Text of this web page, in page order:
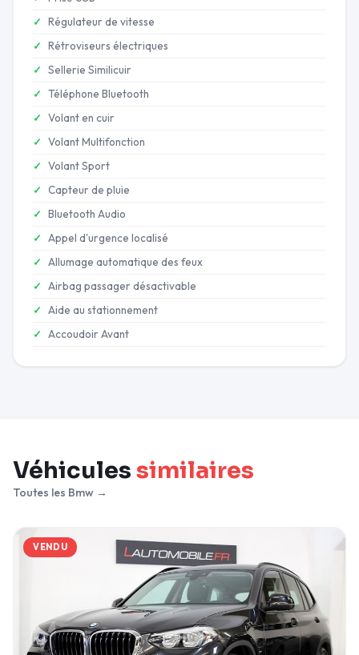
Régulateur de vitesse
Rétroviseurs électriques
Sellerie Similicuir
Téléphone Bluetooth
Volant en cuir
Volant Multifonction
Volant Sport
Capteur de pluie
Bluetooth Audio
Appel d'urgence localisé
Allumage automatique des feux
Airbag passager désactivable
Aide au stationnement
Accoudoir Avant
Véhiculessimilaires
Toutes les Bmw →
VENDU